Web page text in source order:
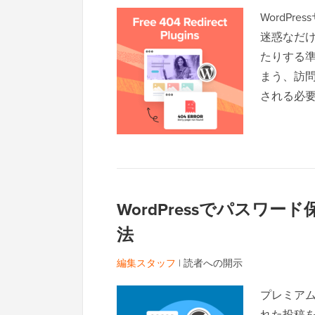
迷惑なだ
たりする
まう、訪
される必
WordPressでパスワード
法
編集スタッフ | 読者への開示
プレミア